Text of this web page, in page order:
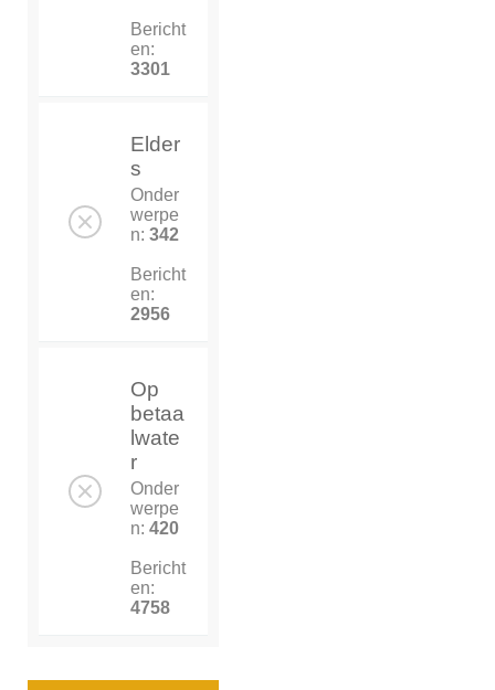
Bericht
en:
3301
Elder
s
Onder
werpe
n: 342
Bericht
en:
2956
Op
betaa
lwate
r
Onder
werpe
n: 420
Bericht
en:
4758